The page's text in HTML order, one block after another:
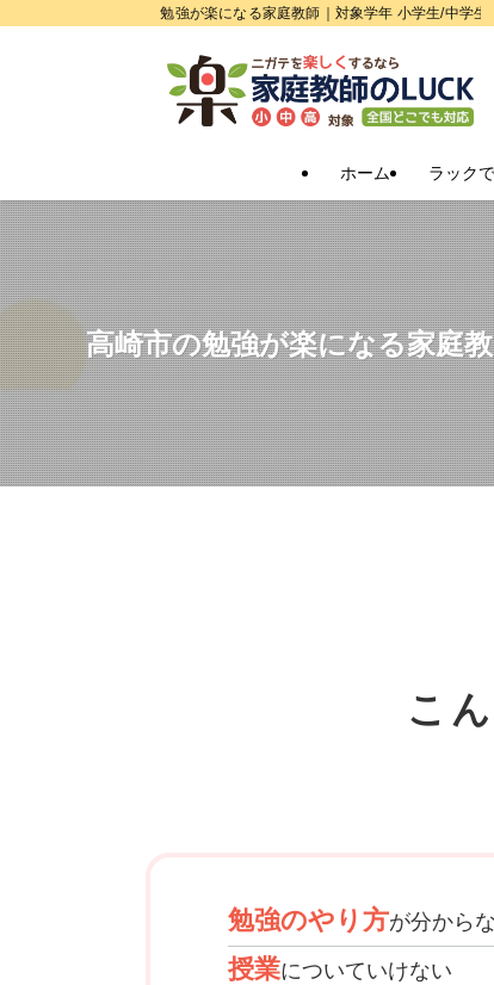
勉強が楽になる家庭教師｜対象学年 小学生/中学生/
ホーム ラック
高崎市の勉強が楽になる家庭
こ
勉強のやり方が分から
授業についていけない